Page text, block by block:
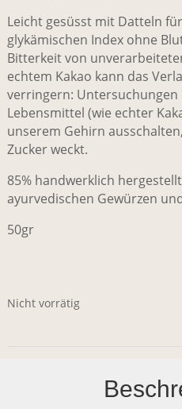
Leicht gesüsst mit Datteln
glykämischen Index ohne
Bitterkeit von
echtem Kakao kann das
verringern: Untersuchungen
Lebensmittel (wie echter
unserem Gehirn
Zucker weckt.
85% handwerklich
ayurvedischen Gewürzen
50gr
Nicht vorrätig